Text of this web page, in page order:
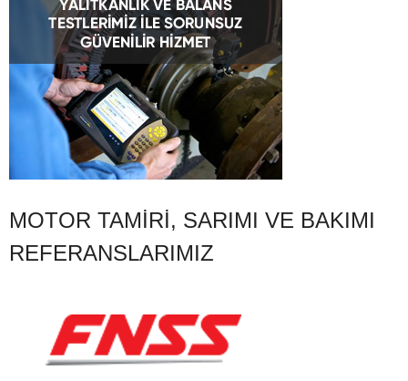
MOTOR TAMIRI, SARIMI VE BAKIMI
REFERANSLARIMIZ